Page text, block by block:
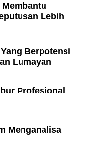
Lebih
Berpotensi
Lumayan
Profesional
Menganalisa